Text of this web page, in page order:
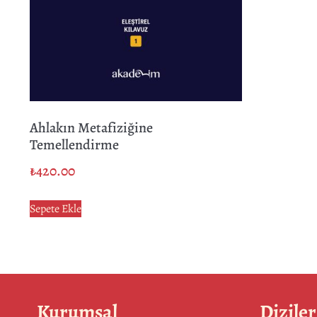
Ahlakın Metafiziğine
Temellendirme
₺420.00
Sepete Ekle